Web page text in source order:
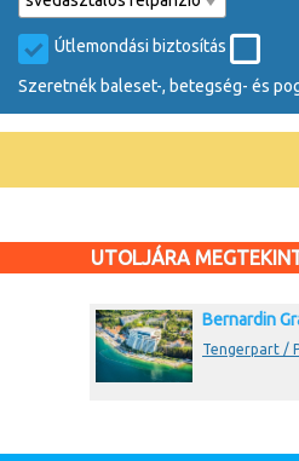
Útlemondási biztosítás
Szeretnék baleset-, betegség- és
UTOLJÁRA
Bernardin
Tengerpart /